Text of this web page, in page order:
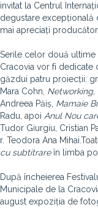
invitat la Centrul
degustare excepțională
mai apreciați
Serile celor două ultime
Cracovia vor fi dedicate
găzdui patru proiecții:
Mara Cohn, Networking,
Andreea Păiș, Mamaie
Radu, apoi Anul Nou
Tudor Giurgiu, Cristian
r. Teodora Ana
cu subtitrareîn limba
După încheierea
Municipale de la
august expoziția de